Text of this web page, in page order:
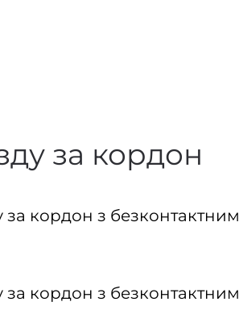
за кордон
кордон з безконтактним
кордон з безконтактним